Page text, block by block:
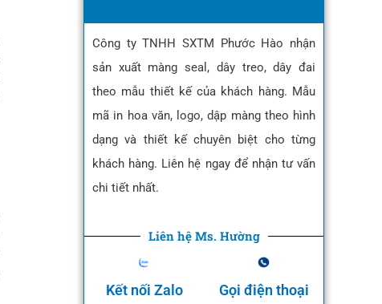
Công ty TNHH SXTM Phước Hào nhận
sản xuất màng seal, dây treo, dây đai
theo mẫu thiết kế của khách hàng. Mẫu
mã in hoa văn, logo, dập màng theo hình
dạng và thiết kế chuyên biệt cho từng
khách hàng. Liên hệ ngay để nhận tư vấn
chi tiết nhất.
Liên hệ Ms. Hường
Kết nối Zalo Gọi điện thoại